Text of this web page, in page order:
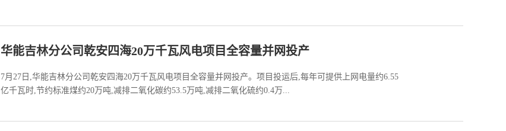
华能吉林分公司乾安四海20万千瓦风电项目全容量并网投产
7月27日,华能吉林分公司乾安四海20万千瓦风电项目全容量并网投产。项目投运后,每年可提供上网电量约6.55
亿千瓦时,节约标准煤约20万吨,减排二氧化碳约53.5万吨,减排二氧化硫约0.4万...